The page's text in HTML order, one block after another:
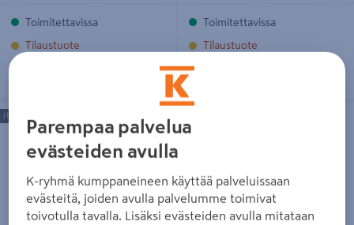
Toimitettavissa
Tilaustuote
Toimitettavissa
Tilaustuote
HY-LAND, malli 5 ja keinumoduuli
Ilmainen toimitus
Ankkurikiinnike Hy-Land
Parempaa palvelua
evästeiden avulla
K-ryhmä kumppaneineen käyttää palveluissaan
evästeitä, joiden avulla palvelumme toimivat
toivotulla tavalla. Lisäksi evästeiden avulla mitataan